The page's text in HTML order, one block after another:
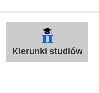
Kierunki studiów